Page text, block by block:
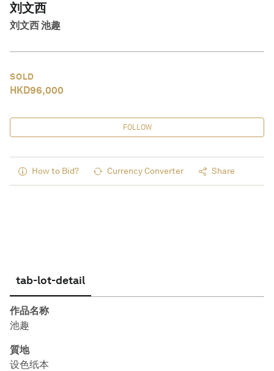
刘文西
刘文西 池趣
SOLD
HKD96,000
FOLLOW
How to Bid? Currency Converter Share
tab-lot-detail
作品名称
池趣
質地
设色纸本